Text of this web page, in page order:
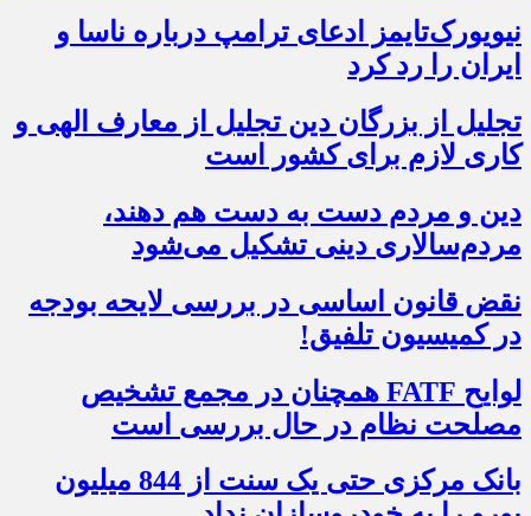
نیویورک‌تایمز ادعای ترامپ درباره ناسا و
ایران را رد کرد
تجلیل از بزرگان دین تجلیل از معارف الهی و
کاری لازم برای کشور است
دین و مردم دست به‌ دست هم دهند،
مردم‌سالاری دینی تشکیل می‌شود
نقض قانون اساسی در بررسی لایحه بودجه
در کمیسیون تلفیق!
لوایح FATF همچنان در مجمع تشخیص
مصلحت نظام در حال بررسی است
بانک مرکزی حتی یک سنت از 844 میلیون